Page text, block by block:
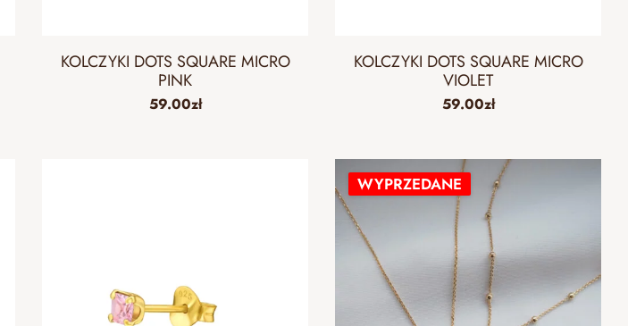
KOLCZYKI DOTS SQUARE MICRO
PINK
59.00zł
KOLCZYKI DOTS SQUARE MICRO
VIOLET
59.00zł
WYPRZEDANE